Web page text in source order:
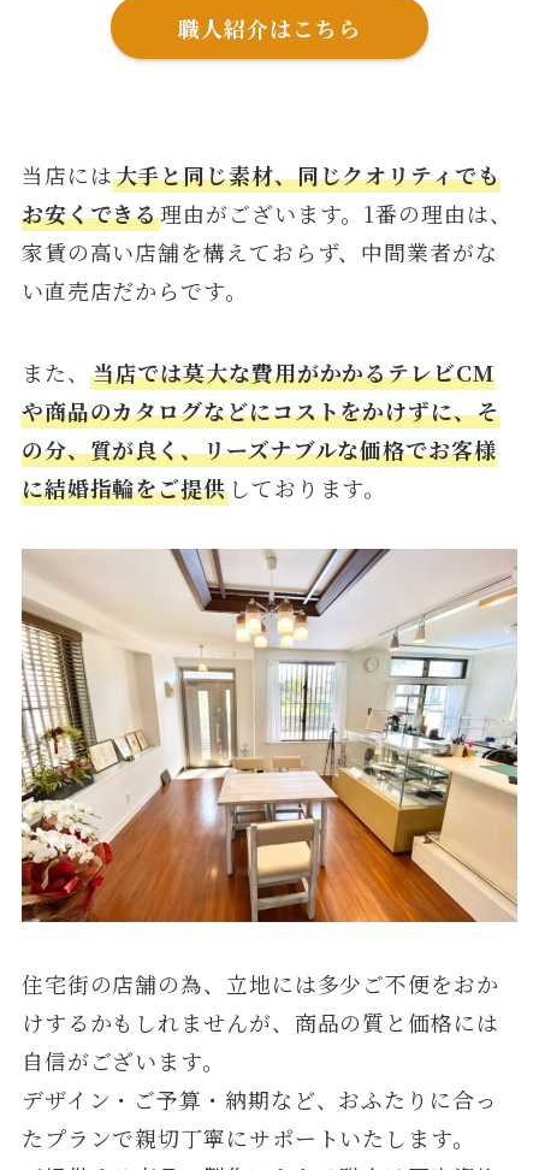
職人紹介はこちら
当店には大手と同じ素材、同じクオリティでも
お安くできる理由がございます。1番の理由は、
家賃の高い店舗を構えておらず、中間業者がな
い直売店だからです。
また、 当店では莫大な費用がかかるテレビCM
や商品のカタログなどにコストをかけずに、そ
の分、質が良く、リーズナブルな価格でお客様
に結婚指輪をご提供しております。
住宅街の店舗の為、立地には多少ご不便をおか
けするかもしれませんが、商品の質と価格には
自信がございます。
デザイン・ご予算・納期など、おふたりに合っ
たプランで親切丁寧にサポートいたします。